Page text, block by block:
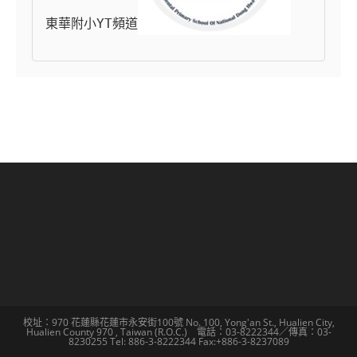
東華附小YT頻道
校址：970 花蓮縣花蓮市永安街100號 No. 100, Yong'an St., Hualien City,
Hualien County 970 , Taiwan (R.O.C.) 電話：03-8222344／傳真：03-
8230255 Tel: 886-3-8222344 Fax:+886-3-8237089